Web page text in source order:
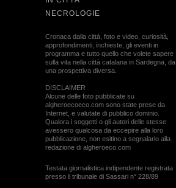
NECROLOGIE
Cronaca dalla città, foto e video, curiosità,
approfondimenti, inchieste, gli eventi in
programma e tutto quello che volete sapere
sulla vita nella città catalana in Sardegna, da
una prospettiva diversa.
DISCLAIMER
Alcune delle foto pubblicate su
algheroecoeco.com sono state prese da
Internet, e valutate di pubblico dominio.
Qualora i soggetti o gli autori delle stesse
avessero qualcosa da eccepire alla loro
pubblicazione, non esitino a segnalarlo alla
redazione di algheroeco.com
Testata giornalistica indipendente registrata
presso il tribunale di Sassari n° 228/89